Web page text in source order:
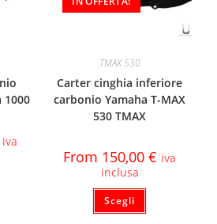
1000
iva
TMAX 530
Carter cinghia inferiore
carbonio Yamaha T-MAX
530 TMAX
From 150,00€ iva
inclusa
Scegli